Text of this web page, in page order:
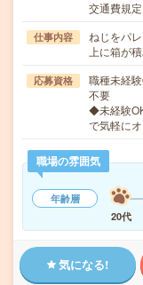
交通費規
仕事内容
ねじをパ
上に箱が
応募資格
職種未経
不要
◆未経験
で気軽に
職場の雰囲気
年齢層
20代
気になる!